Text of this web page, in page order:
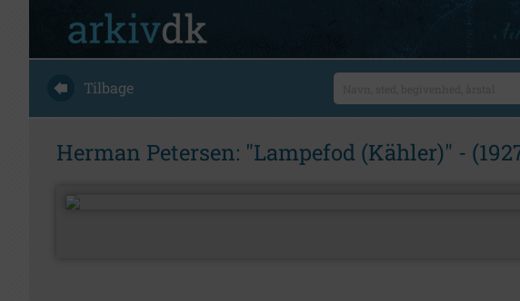
Tilbage
Herman Petersen: "Lampefod (Kähler)" -